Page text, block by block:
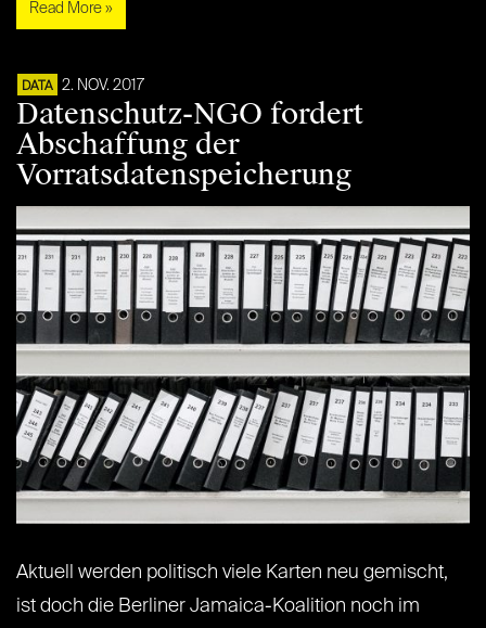
Read More »
DATA 2. NOV. 2017
Datenschutz-NGO fordert
Abschaffung der
Vorratsdatenspeicherung
Aktuell werden politisch viele Karten neu gemischt,
ist doch die Berliner Jamaica-Koalition noch im